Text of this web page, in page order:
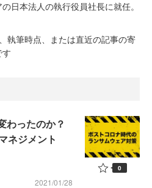
日本法人の執行役員社長に就任。
執筆時点、または直近の記事の寄
わったのか？
ネジメント
2021/01/28
0